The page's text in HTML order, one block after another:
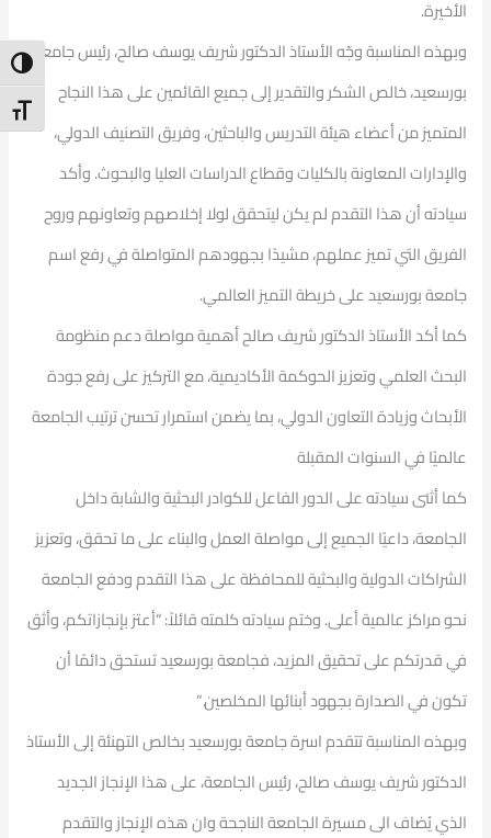
الأخيرة.
وبهذه المناسبة وجّه الأستاذ الدكتور شريف يوسف صالح، رئيس جامعة
بورسعيد، خالص الشكر والتقدير إلى جميع القائمين على هذا النجاح
المتميز من أعضاء هيئة التدريس والباحثين، وفريق التصنيف الدولي،
والإدارات المعاونة بالكليات وقطاع الدراسات العليا والبحوث. وأكد
سيادته أن هذا التقدم لم يكن ليتحقق لولا إخلاصهم وتعاونهم وروح
الفريق التي تميز عملهم، مشيدًا بجهودهم المتواصلة في رفع اسم
جامعة بورسعيد على خريطة التميز العالمي.
كما أكد الأستاذ الدكتور شريف صالح أهمية مواصلة دعم منظومة
البحث العلمي وتعزيز الحوكمة الأكاديمية، مع التركيز على رفع جودة
الأبحاث وزيادة التعاون الدولي، بما يضمن استمرار تحسن ترتيب الجامعة
عالميًا في السنوات المقبلة
كما أثنى سيادته على الدور الفاعل للكوادر البحثية والشابة داخل
الجامعة، داعيًا الجميع إلى مواصلة العمل والبناء على ما تحقق، وتعزيز
الشراكات الدولية والبحثية للمحافظة على هذا التقدم ودفع الجامعة
نحو مراكز عالمية أعلى. وختم سيادته كلمته قائلاً: “أعتز بإنجازاتكم، وأثق
في قدرتكم على تحقيق المزيد، فجامعة بورسعيد تستحق دائمًا أن
تكون في الصدارة بجهود أبنائها المخلصين.”
وبهذه المناسبة تتقدم اسرة جامعة بورسعيد بخالص التهنئة إلى الأستاذ
الدكتور شريف يوسف صالح، رئيس الجامعة، على هذا الإنجاز الجديد
الذي يُضاف الى مسيرة الجامعة الناجحة وان هذه الإنجاز والتقدم